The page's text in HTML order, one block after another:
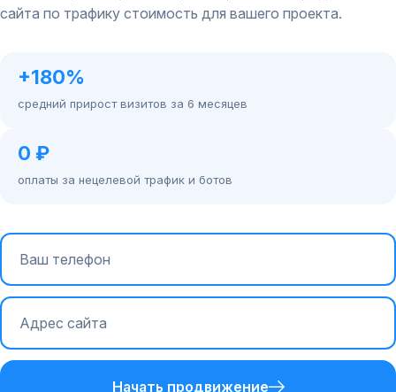
сайта по трафику стоимость для вашего проекта.
+180%
средний прирост визитов за 6 месяцев
0 ₽
оплаты за нецелевой трафик и ботов
Начать продвижение